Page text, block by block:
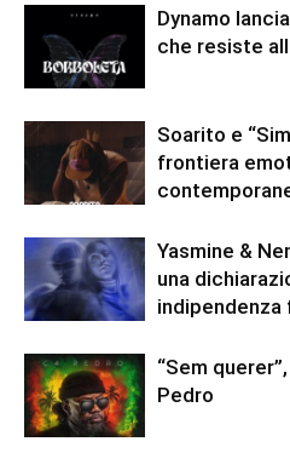
Dynamo
che resiste
Soarito e
frontiera
Yasmine &
una
indipendenza
“Sem
Pedro